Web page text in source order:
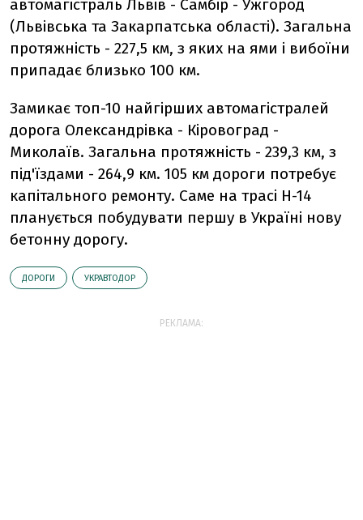
автомагістраль Львів - Самбір - Ужгород
(Львівська та Закарпатська області). Загальна
протяжність - 227,5 км, з яких на ями і вибоїни
припадає близько 100 км.
Замикає топ-10 найгірших автомагістралей
дорога Олександрівка - Кіровоград -
Миколаїв. Загальна протяжність - 239,3 км, з
під'їздами - 264,9 км. 105 км дороги потребує
капітального ремонту. Саме на трасі Н-14
планується побудувати першу в Україні нову
бетонну дорогу.
ДОРОГИ УКРАВТОДОР
РЕКЛАМА: